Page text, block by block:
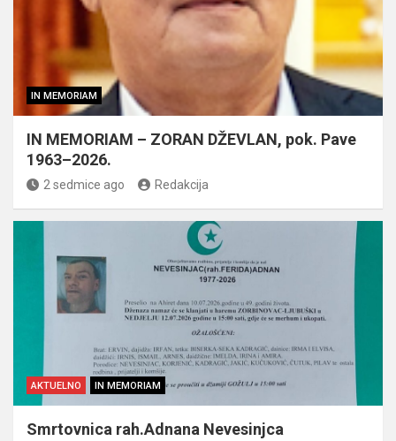
IN MEMORIAM
IN MEMORIAM – ZORAN DŽEVLAN, pok. Pave
1963–2026.
2 sedmice ago Redakcija
AKTUELNO IN MEMORIAM
Smrtovnica rah.Adnana Nevesinjca